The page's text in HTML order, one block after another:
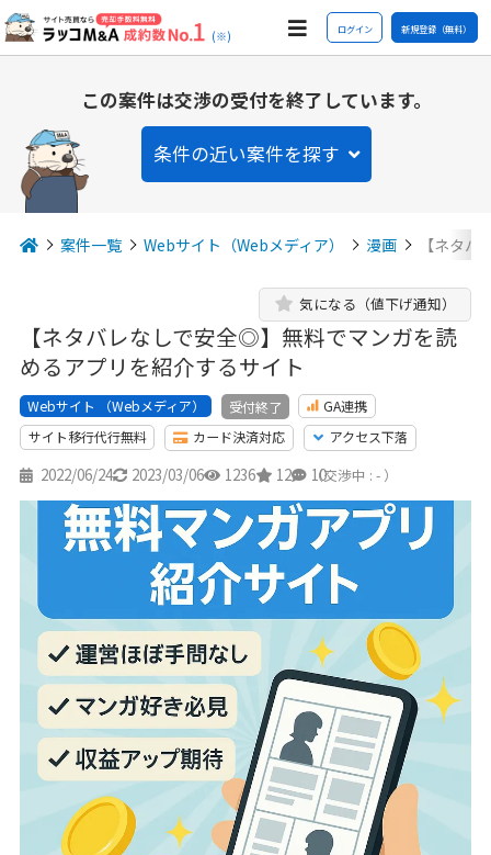
(※) ログイン 新規登録（無料）
この案件は交渉の受付を終了しています。
条件の近い案件を探す
案件一覧 Webサイト（Webメディア） 漫画 【ネタ
【ネタバレなしで安全◎】無料でマンガを読
めるアプリを紹介するサイト
気になる（値下げ通知）
Webサイト （Webメディア） 受付終了
GA連携
サイト移行代行無料
カード決済対応 アクセス下落
2022/06/24 2023/03/06 1236 12 10
（交渉中 : - ）